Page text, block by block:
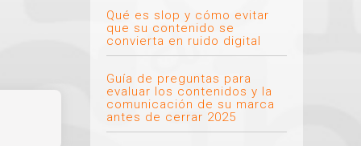
Qué es slop y cómo evitar
que su contenido se
convierta en ruido digital
Guía de preguntas para
evaluar los contenidos y la
comunicación de su marca
antes de cerrar 2025